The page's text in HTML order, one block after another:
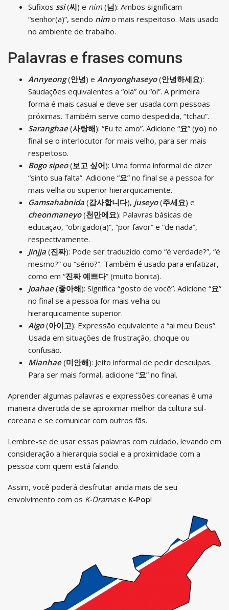
Sufixos ssi (씨) e nim (님): Ambos significam
“senhor(a)”, sendo nim o mais respeitoso. Mais usado
no ambiente de trabalho.
Palavras e frases comuns
Annyeong(안녕) e Annyonghaseyo (안녕하세요):
Saudações equivalentes a “olá” ou “oi”. A primeira
forma é mais casual e deve ser usada com pessoas
próximas. Também serve como despedida, “tchau”.
Saranghae (사랑해): “Eu te amo”. Adicione “요” (yo) no
final se o interlocutor for mais velho, para ser mais
respeitoso.
Bogo sipeo (보고 싶어): Uma forma informal de dizer
“sinto sua falta”. Adicione “요” no final se a pessoa for
mais velha ou superior hierarquicamente.
Gamsahabnida (감사합니다), juseyo (주세요) e
cheonmaneyo (천만에요): Palavras básicas de
educação, “obrigado(a)”, “por favor” e “de nada”,
respectivamente.
Jinjja (진짜): Pode ser traduzido como “é verdade?”, “é
mesmo?” ou “sério?”. Também é usado para enfatizar,
como em “진짜 예쁘다” (muito bonita).
Joahae (좋아해): Significa “gosto de você”. Adicione “요”
no final se a pessoa for mais velha ou
hierarquicamente superior.
Aigo (아이고): Expressão equivalente a “ai meu Deus”.
Usada em situações de frustração, choque ou
confusão.
Mianhae(미안해): Jeito informal de pedir desculpas.
Para ser mais formal, adicione “요” no final.
Aprender algumas palavras e expressões coreanas é uma
maneira divertida de se aproximar melhor da cultura sul-
coreana e se comunicar com outros fãs.
Lembre-se de usar essas palavras com cuidado, levando em
consideração a hierarquia social e a proximidade com a
pessoa com quem está falando.
Assim, você poderá desfrutar ainda mais de seu
envolvimento com os K-Dramase K-Pop!